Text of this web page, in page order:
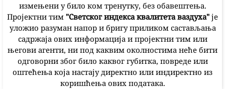
измењени у било ком тренутку, без обавештења.
Пројектни тим "Светског индекса квалитета ваздуха" је
уложио разуман напор и бригу приликом састављања
садржаја ових информација и пројектни тим или
његови агенти, ни под каквим околностима неће бити
одговорни због било каквог губитка, повреде или
оштећења која настају директно или индиректно из
коришћења ових података.